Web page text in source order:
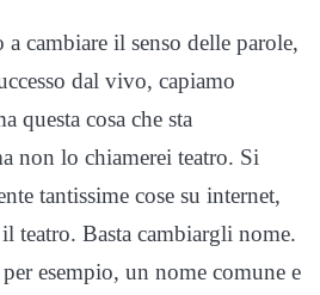
cambiare il senso delle parole,
dal vivo, capiamo
questa cosa che sta
non lo chiamerei teatro. Si
tantissime cose su internet,
teatro. Basta cambiargli nome.
esempio, un nome comune e